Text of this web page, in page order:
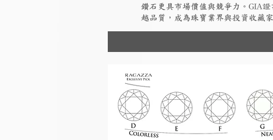
鑽石更具市場價值與競爭力。GIA
越品質，成為珠寶業界與投資收藏